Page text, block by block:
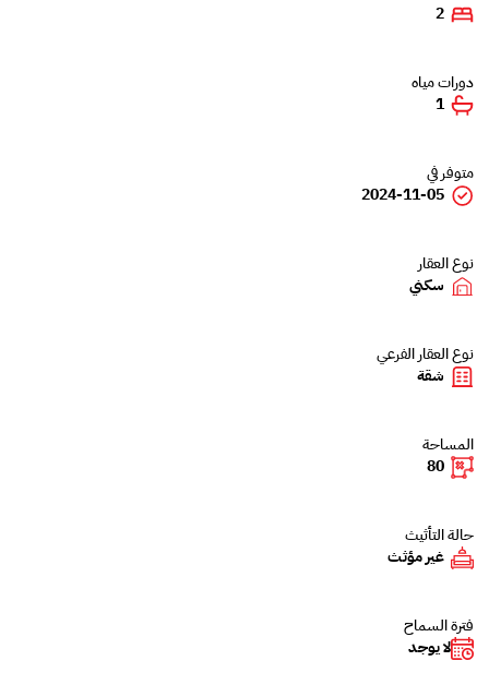
2
دورات مياه
1
متوفر في
2024-11-05
نوع العقار
سكني
نوع العقار الفرعي
شقة
المساحة
80
حالة التأثيث
غير مؤثث
فترة السماح
لا يوجد